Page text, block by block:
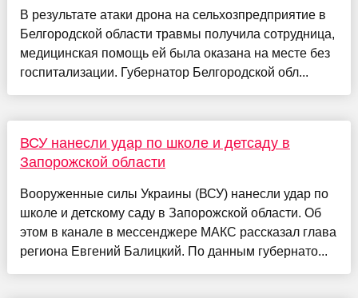
В результате атаки дрона на сельхозпредприятие в
Белгородской области травмы получила сотрудница,
медицинская помощь ей была оказана на месте без
госпитализации. Губернатор Белгородской обл...
ВСУ нанесли удар по школе и детсаду в
Запорожской области
Вооруженные силы Украины (ВСУ) нанесли удар по
школе и детскому саду в Запорожской области. Об
этом в канале в мессенджере МАКС рассказал глава
региона Евгений Балицкий. По данным губернато...